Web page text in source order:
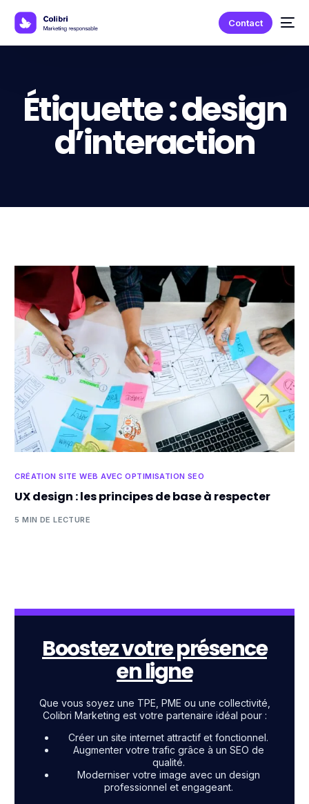
Contact
Étiquette :design
d’interaction
CRÉATION SITE WEB AVEC OPTIMISATION SEO
UX design : les principes de base à respecter
5 MIN DE LECTURE
Boostez votre présence
en ligne
Que vous soyez une TPE, PME ou une collectivité,
Colibri Marketing est votre partenaire idéal pour :
Créer un site internet attractif et fonctionnel.
Augmenter votre trafic grâce à un SEO de
qualité.
Moderniser votre image avec un design
professionnel et engageant.